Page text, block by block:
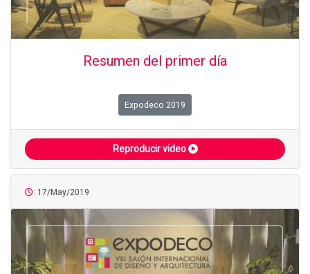
Resumen del primer día
Expodeco 2019
Reproducir video
: 17/May/2019